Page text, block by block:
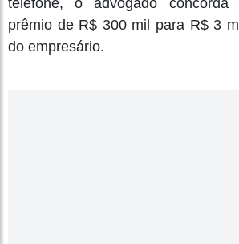
prêmio de R$ 300 mil para R$ 3
do empresário.